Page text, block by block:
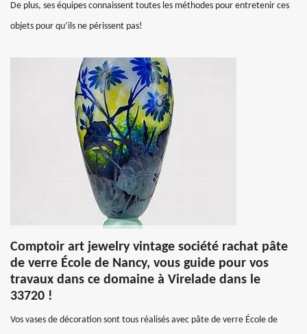
De plus, ses équipes connaissent toutes les méthodes pour entretenir ces
objets pour qu’ils ne périssent pas!
Comptoir art jewelry vintage société rachat pâte
de verre École de Nancy, vous guide pour vos
travaux dans ce domaine à Virelade dans le
33720 !
Vos vases de décoration sont tous réalisés avec pâte de verre École de